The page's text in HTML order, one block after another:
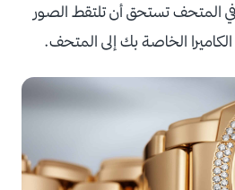
المتحف تستحق أن تلتقط الصور
الخاصة بك إلى المتحف.